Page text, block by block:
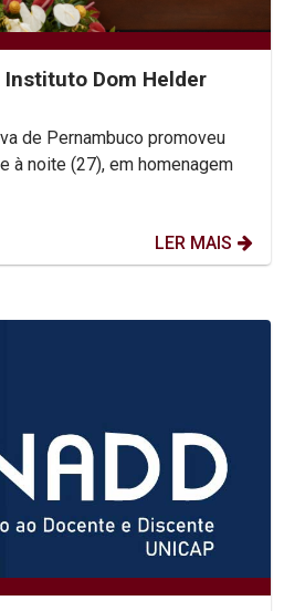
Dom Helder
de Pernambuco promoveu
à noite (27), em homenagem
LER MAIS